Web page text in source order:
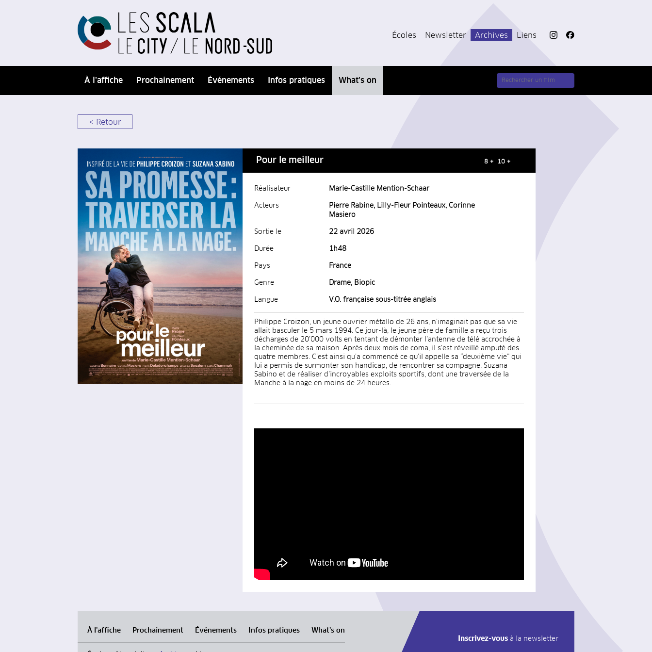
Écoles Newsletter Archives Liens
À l’affiche Prochainement Événements Infos pratiques What’s on
< Retour
Pour le meilleur 8 + 10 +
Réalisateur Marie-Castille Mention-Schaar
Acteurs
Pierre Rabine, Lilly-Fleur Pointeaux, Corinne
Masiero
Sortie le 22 avril 2026
Durée 1h48
Pays France
Genre Drame, Biopic
Langue V.O. française sous-titrée anglais
Philippe Croizon, un jeune ouvrier métallo de 26 ans, n’imaginait pas que sa vie
allait basculer le 5 mars 1994. Ce jour-là, le jeune père de famille a reçu trois
décharges de 20’000 volts en tentant de démonter l’antenne de télé accrochée à
la cheminée de sa maison. Après deux mois de coma, il s’est réveillé amputé des
quatre membres. C’est ainsi qu’a commencé ce qu’il appelle sa “deuxième vie” qui
lui a permis de surmonter son handicap, de rencontrer sa compagne, Suzana
Sabino et de réaliser d’incroyables exploits sportifs, dont une traversée de la
Manche à la nage en moins de 24 heures.
Inscrivez-vous à la newsletter
À l’affiche Prochainement Événements Infos pratiques What’s on